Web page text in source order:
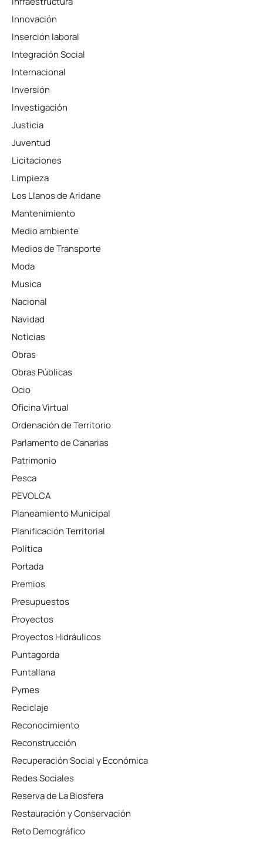
Innovación
Inserción laboral
Integración Social
Internacional
Inversión
Investigación
Justicia
Juventud
Licitaciones
Limpieza
Los Llanos de Aridane
Mantenimiento
Medio ambiente
Medios de Transporte
Moda
Musica
Nacional
Navidad
Noticias
Obras
Obras Públicas
Ocio
Oficina Virtual
Ordenación de Territorio
Parlamento de Canarias
Patrimonio
Pesca
PEVOLCA
Planeamiento Municipal
Planificación Territorial
Política
Portada
Premios
Presupuestos
Proyectos
Proyectos Hidráulicos
Puntagorda
Puntallana
Pymes
Reciclaje
Reconocimiento
Reconstrucción
Recuperación Social y Económica
Redes Sociales
Reserva de La Biosfera
Restauración y Conservación
Reto Demográfico